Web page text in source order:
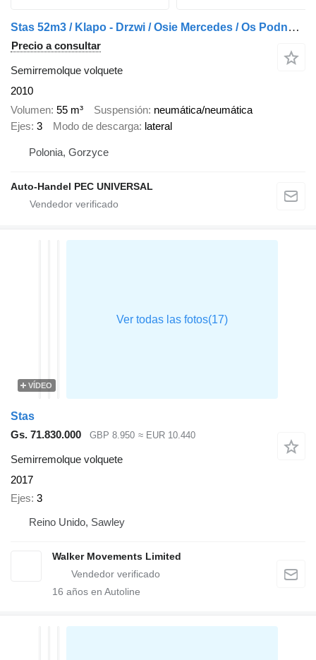
Stas 52m3 / Klapo - Drzwi / Osie Mercedes / Os Podnoszona / z Francj
Precio a consultar
Semirremolque volquete
2010
Volumen 55 m³ Suspensión neumática/neumática
Ejes 3 Modo de descarga lateral
Polonia, Gorzyce
Auto-Handel PEC UNIVERSAL
VÍDEO
Stas
Gs. 71.830.000
GBP 8.950 ≈ EUR 10.440
Semirremolque volquete
2017
Ejes 3
Reino Unido, Sawley
Walker Movements Limited
16 años en Autoline